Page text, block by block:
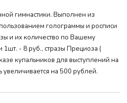
гимнастики. Выполнен из
голограммы и росписи
и их количество по Вашему
- 8 руб., стразы Прециоза (
купальников для выступлений на
увеличивается на 500 рублей.